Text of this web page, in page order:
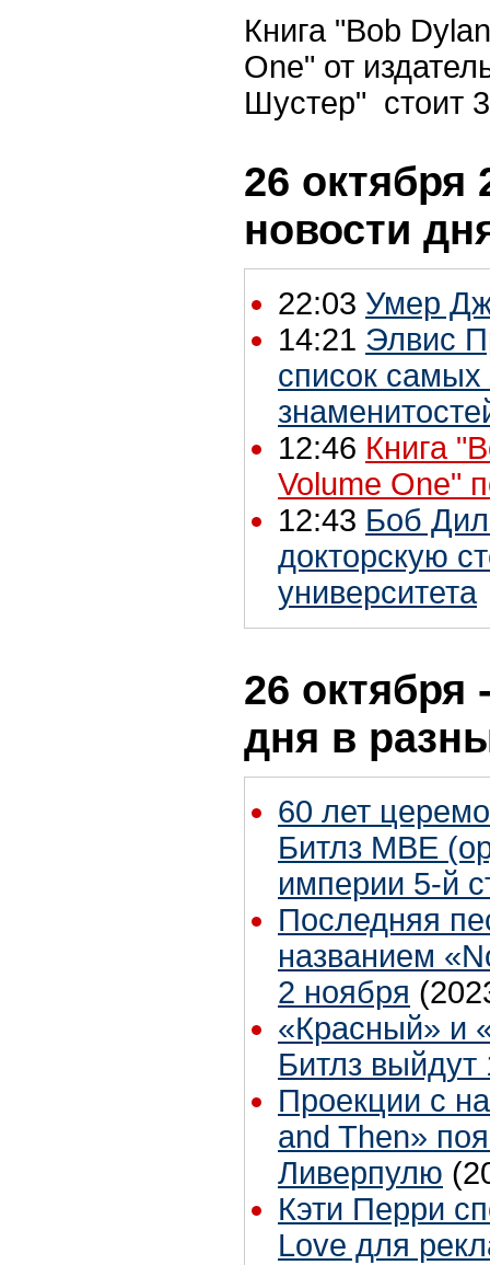
Книга "Bob
One" от
Шустер" стоит
26 октября
новости
22:03 Умер
14:21 Элвис
список самых
12:46 Книга
Volume One"
12:43 Боб
докторскую
университета
26 октября
дня в
60 лет
Битлз МВЕ
империи 5-й
Последняя
названием
2 ноября
«Красный» и
Битлз выйдут
Проекции с
and Then»
Ливерпулю
Кэти Перри
Love для